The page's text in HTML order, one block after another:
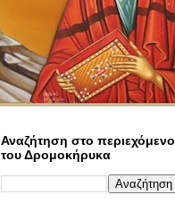
Αναζήτηση στο περιεχόμενο
του Δρομοκήρυκα